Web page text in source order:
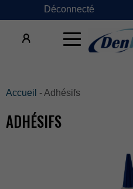
Déconnecté
×
Accueil -Adhésifs
ADHÉSIFS